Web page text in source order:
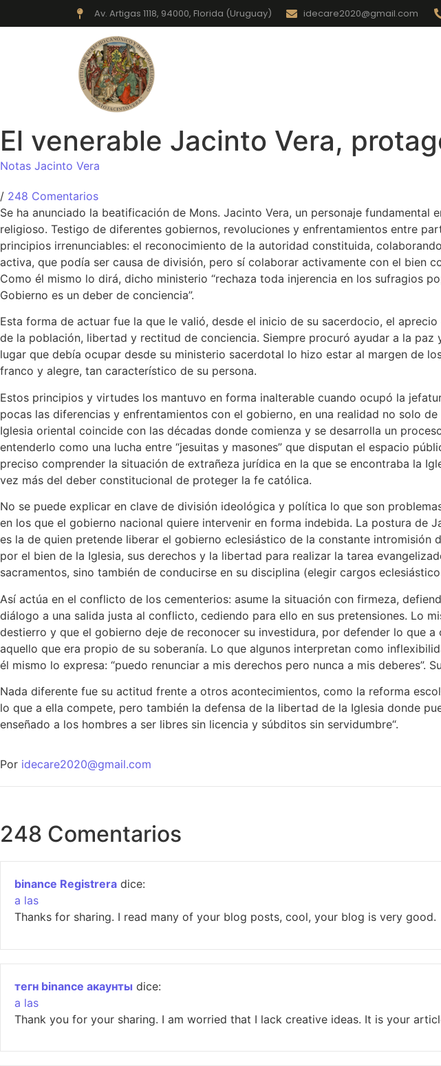
Av. Artigas 1118, 94000, Florida (Uruguay) idecare2020@gmail.com
El venerable Jacinto Vera,
Notas Jacinto Vera
/ 248 Comentarios
Se ha anunciado la beatificación de Mons. Jacinto Vera, un personaje
religioso. Testigo de diferentes gobiernos, revoluciones y enfrentamientos entre
principios irrenunciables: el reconocimiento de la autoridad constituida,
activa, que podía ser causa de división, pero sí colaborar activamente con el bien
Como él mismo lo dirá, dicho ministerio “rechaza toda injerencia en los sufragios
Gobierno es un deber de conciencia”.
Esta forma de actuar fue la que le valió, desde el inicio de su sacerdocio, el
de la población, libertad y rectitud de conciencia. Siempre procuró ayudar a la
lugar que debía ocupar desde su ministerio sacerdotal lo hizo estar al margen de
franco y alegre, tan característico de su persona.
Estos principios y virtudes los mantuvo en forma inalterable cuando ocupó la
pocas las diferencias y enfrentamientos con el gobierno, en una realidad no solo
Iglesia oriental coincide con las décadas donde comienza y se desarrolla un
entenderlo como una lucha entre “jesuitas y masones” que disputan el espacio
preciso comprender la situación de extrañeza jurídica en la que se encontraba la
vez más del deber constitucional de proteger la fe católica.
No se puede explicar en clave de división ideológica y política lo que son
en los que el gobierno nacional quiere intervenir en forma indebida. La postura
es la de quien pretende liberar el gobierno eclesiástico de la constante
por el bien de la Iglesia, sus derechos y la libertad para realizar la tarea
sacramentos, sino también de conducirse en su disciplina (elegir cargos
Así actúa en el conflicto de los cementerios: asume la situación con firmeza,
diálogo a una salida justa al conflicto, cediendo para ello en sus pretensiones. Lo
destierro y que el gobierno deje de reconocer su investidura, por defender lo que
aquello que era propio de su soberanía. Lo que algunos interpretan como
él mismo lo expresa: “puedo renunciar a mis derechos pero nunca a mis
Nada diferente fue su actitud frente a otros acontecimientos, como la reforma
lo que a ella compete, pero también la defensa de la libertad de la Iglesia donde
enseñado a los hombres a ser libres sin licencia y súbditos sin servidumbre“.
Por idecare2020@gmail.com
248 Comentarios
binance Registrera dice:
a las
Thanks for sharing. I read many of your blog posts, cool, your blog is very good.
тегн binance акаунты dice:
a las
Thank you for your sharing. I am worried that I lack creative ideas. It is your